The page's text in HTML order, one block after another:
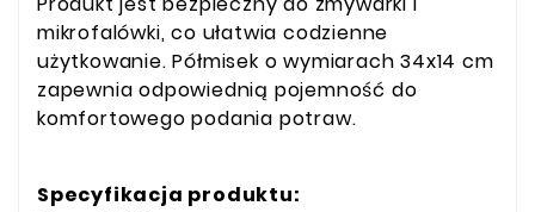
mikrofalówki, co ułatwia codzienne
użytkowanie. Półmisek o wymiarach 34x14 cm
zapewnia odpowiednią pojemność do
komfortowego podania potraw.
Specyfikacja produktu: